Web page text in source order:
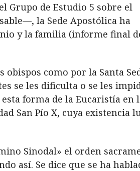
Grupo de Estudio 5 sobre el
la Sede Apostólica ha
y la familia (informe final
como por la Santa
se les dificulta o se les
forma de la Eucaristía en
San Pío X, cuya existencia
Sinodal» el orden
así. Se dice que se ha